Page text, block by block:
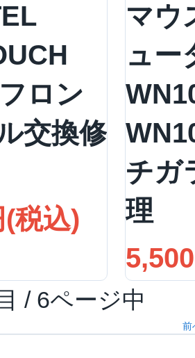
ロン
交換修
税込)
マウ
ュー
チガ
理
/ 6ページ中
前